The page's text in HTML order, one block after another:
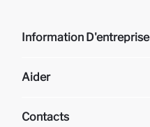
Information D'entreprise
À propos de nous
Aider
Retour et changement
Contacts